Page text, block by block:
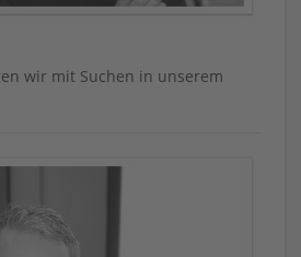
wir mit Suchen in unserem